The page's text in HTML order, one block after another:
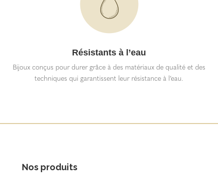
Résistants à l’eau
Bijoux conçus pour durer grâce à des matériaux de qualité et des
techniques qui garantissent leur résistance à l’eau.
Nos produits